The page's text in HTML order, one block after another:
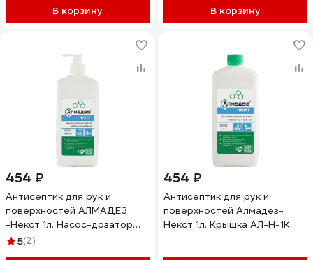
В корзину В корзину
454 ₽
Антисептик для рук и
поверхностей АЛМАДЕЗ
-Некст 1л. Насос-дозатор
АЛ-Н-1Н
5(2)
454 ₽
Антисептик для рук и
поверхностей Алмадез-
Некст 1л. Крышка АЛ-Н-1К